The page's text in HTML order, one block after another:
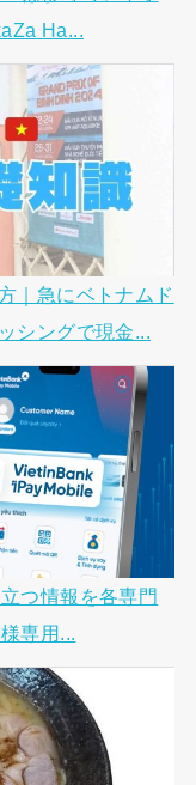
Ha...
｜急にベトナムド
シングで現金...
つ情報を各専門
専用...